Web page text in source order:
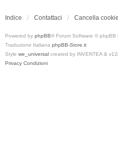
Indice Contattaci Cancella cookie
Powered by phpBB® Forum Software © phpBB
Traduzione Italiana phpBB-Store.it
Style we_universal created by INVENTEA &
Privacy Condizioni